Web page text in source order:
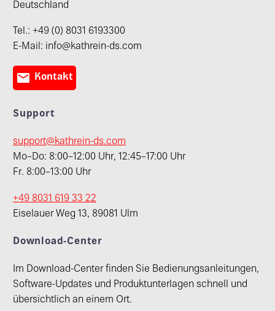
Deutschland
Tel.: +49 (0) 8031 6193300
E-Mail: info@kathrein-ds.com
 Kontakt
Support
support@kathrein-ds.com
Mo–Do: 8:00–12:00 Uhr, 12:45–17:00 Uhr
Fr. 8:00–13:00 Uhr
+49 8031 619 33 22
Eiselauer Weg 13, 89081 Ulm
Download-Center
Im Download-Center finden Sie Bedienungsanleitungen,
Software-Updates und Produktunterlagen schnell und
übersichtlich an einem Ort.